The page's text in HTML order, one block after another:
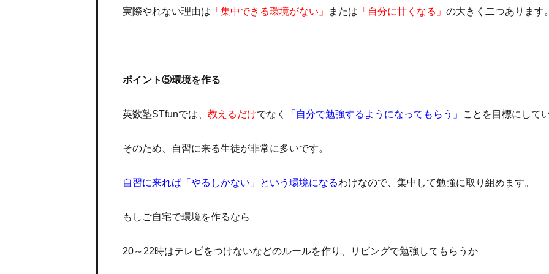
実際やれない理由は 「集中できる環境がない」 または 「自分に甘くなる」 の大きく二つあります。
ポイント⑤環境を作る
英数塾STfunでは、 教えるだけでなく 「自分で勉強するようになってもらう」 ことを目標にして
そのため、自習に来る生徒が非常に多いです。
自習に来れば「やるしかない」という環境になるわけなので、集中して勉強に取り組めます。
もしご自宅で環境を作るなら
20～22時はテレビをつけないなどのルールを作り、リビングで勉強してもらうか